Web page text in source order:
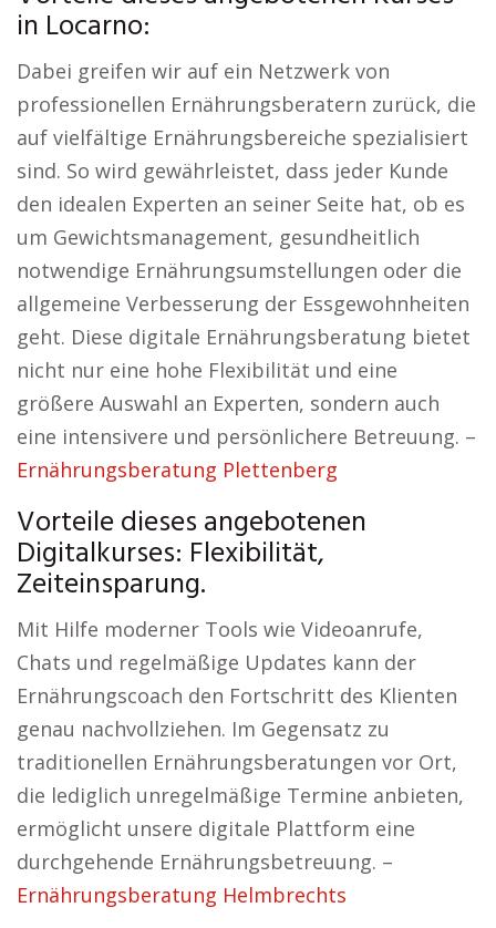
in Locarno:
Dabei greifen wir auf ein Netzwerk von
professionellen Ernährungsberatern zurück, die
auf vielfältige Ernährungsbereiche spezialisiert
sind. So wird gewährleistet, dass jeder Kunde
den idealen Experten an seiner Seite hat, ob es
um Gewichtsmanagement, gesundheitlich
notwendige Ernährungsumstellungen oder die
allgemeine Verbesserung der Essgewohnheiten
geht. Diese digitale Ernährungsberatung bietet
nicht nur eine hohe Flexibilität und eine
größere Auswahl an Experten, sondern auch
eine intensivere und persönlichere Betreuung. –
Ernährungsberatung Plettenberg
Vorteile dieses angebotenen
Digitalkurses: Flexibilität,
Zeiteinsparung.
Mit Hilfe moderner Tools wie Videoanrufe,
Chats und regelmäßige Updates kann der
Ernährungscoach den Fortschritt des Klienten
genau nachvollziehen. Im Gegensatz zu
traditionellen Ernährungsberatungen vor Ort,
die lediglich unregelmäßige Termine anbieten,
ermöglicht unsere digitale Plattform eine
durchgehende Ernährungsbetreuung. –
Ernährungsberatung Helmbrechts